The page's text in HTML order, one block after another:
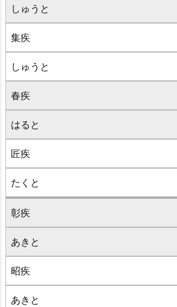
しゅうと
集疾
しゅうと
春疾
はると
匠疾
たくと
彰疾
あきと
昭疾
あきと